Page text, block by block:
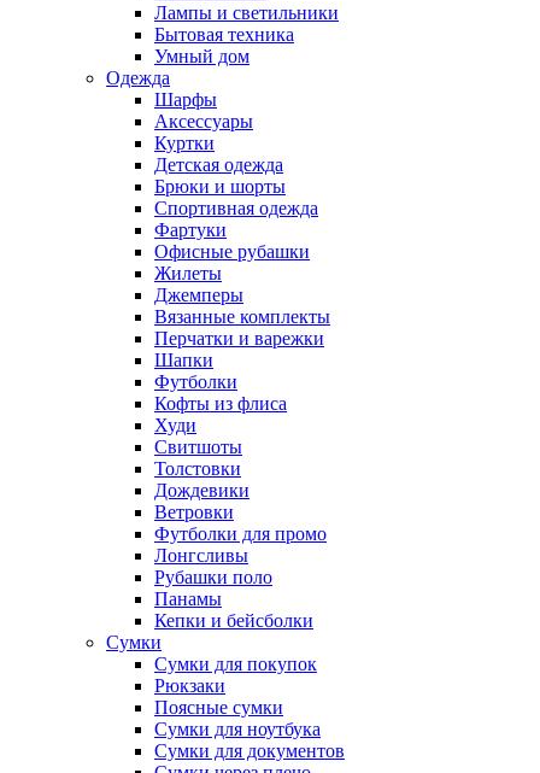
Лампы и светильники
Бытовая техника
Умный дом
Одежда
Шарфы
Аксессуары
Куртки
Детская одежда
Брюки и шорты
Спортивная одежда
Фартуки
Офисные рубашки
Жилеты
Джемперы
Вязанные комплекты
Перчатки и варежки
Шапки
Футболки
Кофты из флиса
Худи
Свитшоты
Толстовки
Дождевики
Ветровки
Футболки для промо
Лонгсливы
Рубашки поло
Панамы
Кепки и бейсболки
Сумки
Сумки для покупок
Рюкзаки
Поясные сумки
Сумки для ноутбука
Сумки для документов